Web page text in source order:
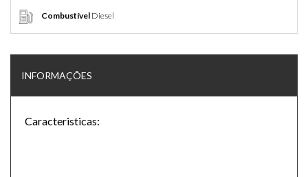
Combustível Diesel
INFORMAÇÕES
Caracteristicas: